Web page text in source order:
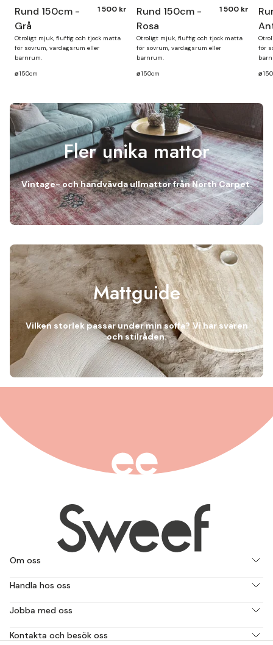
Rund 150cm -
Grå
1 500 kr
Otroligt mjuk, fluffig och tjock matta
för sovrum, vardagsrum eller
barnrum.
⌀150cm
Finns i lager
Rund 150cm -
Rosa
1 500 kr
Otroligt mjuk, fluffig och tjock matta
för sovrum, vardagsrum eller
barnrum.
⌀150cm
för
⌀
Fler unika mattor
Vintage- och handvävda ullmattor från North Carpet.
Mattguide
Vilken storlek passar under min soffa? Vi har svaren
och stilråden.
Om oss
Handla hos oss
Jobba med oss
Kontakta och besök oss